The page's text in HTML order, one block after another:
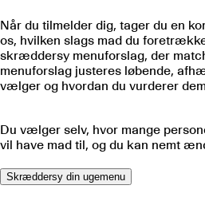
Når du tilmelder dig, tager du en
os, hvilken slags mad du
skræddersy menuforslag, der
menuforslag justeres løbende,
vælger og hvordan du vurderer
Du vælger selv, hvor mange
vil have mad til, og du kan nemt
Skræddersy din ugemenu